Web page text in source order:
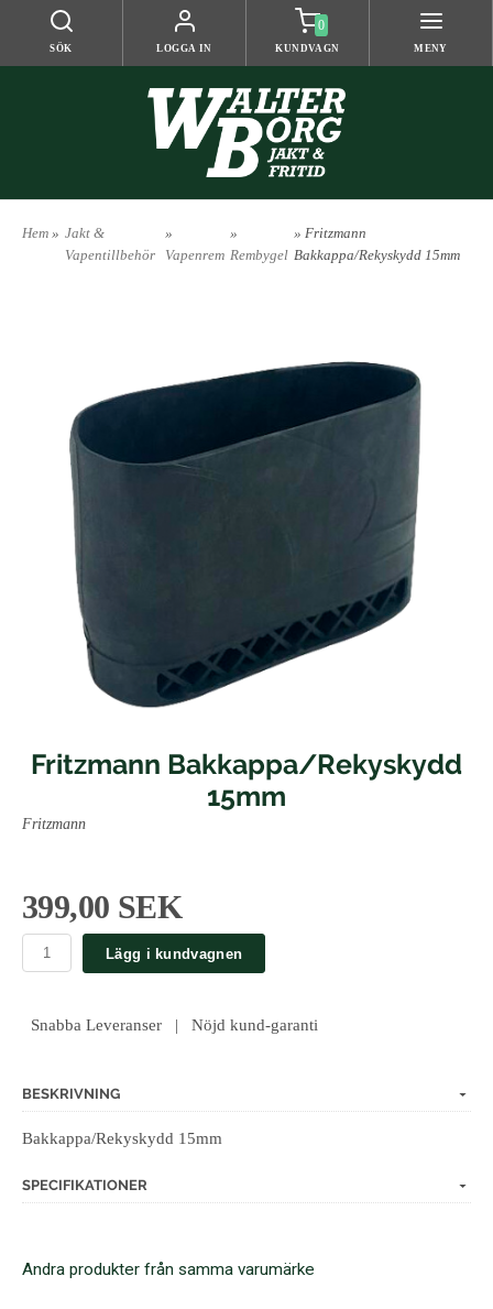
SÖK LOGGA IN
0
KUNDVAGN MENY
Hem » Jakt &
Vapentillbehör
»
Vapenrem
»
Rembygel
» Fritzmann
Bakkappa/Rekyskydd 15mm
Fritzmann Bakkappa/Rekyskydd
15mm
Fritzmann
399,00 SEK
Lägg i kundvagnen
Snabba Leveranser | Nöjd kund-garanti
BESKRIVNING
Bakkappa/Rekyskydd 15mm
SPECIFIKATIONER
Andra produkter från samma varumärke